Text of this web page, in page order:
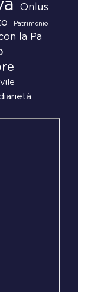
Onlus
Patrimonio
la Pa